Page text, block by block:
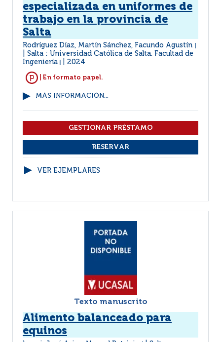
especializada en uniformes de
trabajo en la provincia de
Salta
Rodríguez Díaz, Martín Sánchez, Facundo Agustín
Salta : Universidad Católica de Salta. Facultad de
Ingeniería
2024
| En formato papel.
MÁS INFORMACIÓN...
VER EJEMPLARES
Texto manuscrito
Alimento balanceado para
equinos